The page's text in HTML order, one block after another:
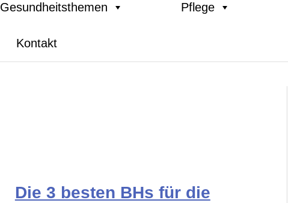
Gesundheitsthemen Pflege
Kontakt
Die 3 besten BHs für die